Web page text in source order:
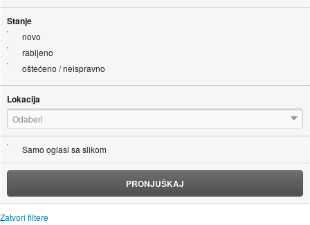
Stanje
novo
rabljeno
oštećeno / neispravno
Lokacija
Odaberi
Samo oglasi sa slikom
PRONJUŠKAJ
Zatvori filtere